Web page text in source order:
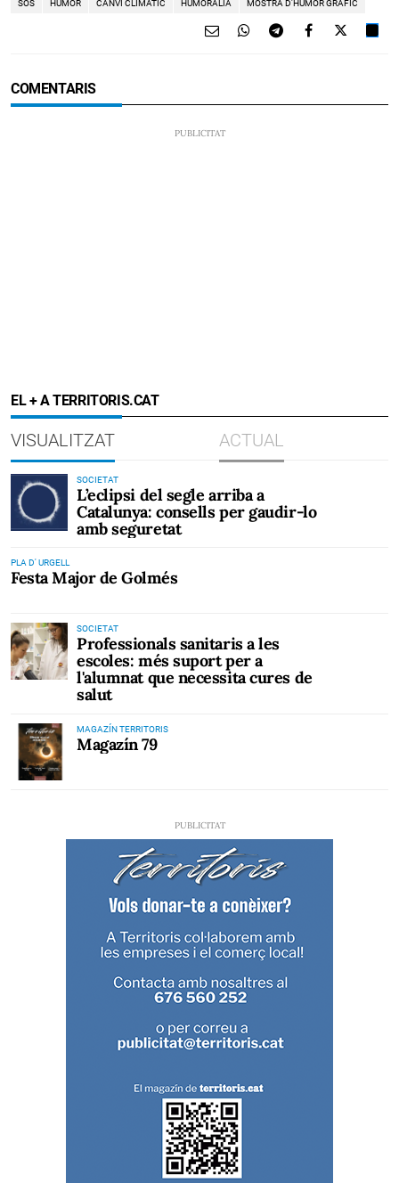
SOS HUMOR CANVI CLIMÀTIC HUMORÀLIA MOSTRA D'HUMOR GRÀFIC
COMENTARIS
EL + A TERRITORIS.CAT
VISUALITZAT ACTUAL
SOCIETAT
L’eclipsi del segle arriba a
Catalunya: consells per gaudir-lo
amb seguretat
PLA D' URGELL
Festa Major de Golmés
SOCIETAT
Professionals sanitaris a les
escoles: més suport per a
l'alumnat que necessita cures de
salut
MAGAZÍN TERRITORIS
Magazín 79